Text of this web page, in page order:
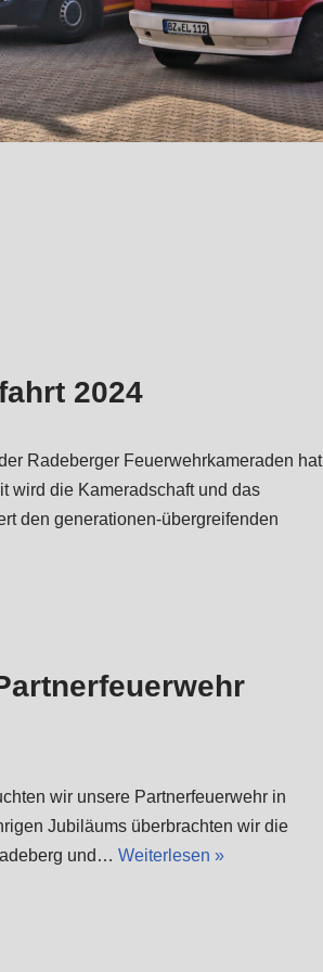
2024
Radeberger Feuerwehrkameraden hat
wird die Kameradschaft und das
den generationen-übergreifenden
wir unsere Partnerfeuerwehr in
Jubiläums überbrachten wir die
und… Weiterlesen »